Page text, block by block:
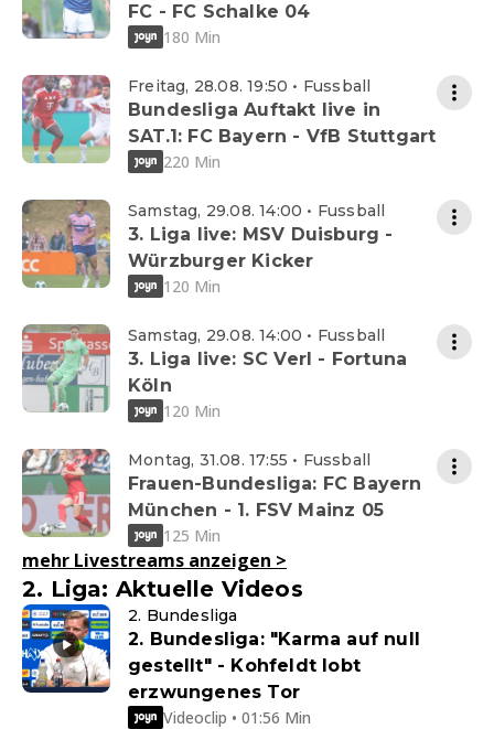
FC - FC Schalke 04
180 Min
Freitag, 28.08. 19:50 • Fussball
Bundesliga Auftakt live in
SAT.1: FC Bayern - VfB Stuttgart
220 Min
Samstag, 29.08. 14:00 • Fussball
3. Liga live: MSV Duisburg -
Würzburger Kicker
120 Min
Samstag, 29.08. 14:00 • Fussball
3. Liga live: SC Verl - Fortuna
Köln
120 Min
Montag, 31.08. 17:55 • Fussball
Frauen-Bundesliga: FC Bayern
München - 1. FSV Mainz 05
125 Min
mehr Livestreams anzeigen >
2. Liga: Aktuelle Videos
2. Bundesliga
2. Bundesliga: "Karma auf null
gestellt" - Kohfeldt lobt
erzwungenes Tor
Videoclip • 01:56 Min